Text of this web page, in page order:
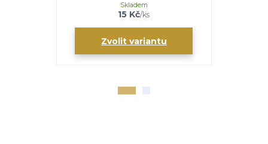
15 Kč/ks
Skladem
Zvolit variantu